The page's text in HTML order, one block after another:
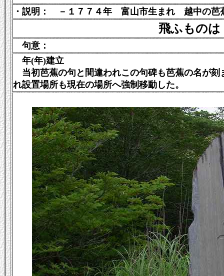
・説明： －１７７４年 富山市生まれ 越中の芭
飛ふもの
句意：
年(年)建立
当初芭蕉の句と間違われこの句碑も芭蕉の名が刻
れ設置場所も現在の場所へ強制移動した。